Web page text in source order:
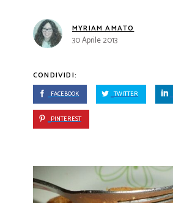
MYRIAM AMATO
30 Aprile 2013
CONDIVIDI:
FACEBOOK TWITTER
PINTEREST